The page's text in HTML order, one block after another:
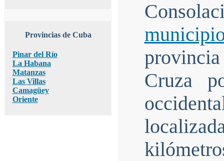
Provincias de Cuba
Pinar del Río
La Habana
Matanzas
Las Villas
Camagüey
Oriente
Cruza